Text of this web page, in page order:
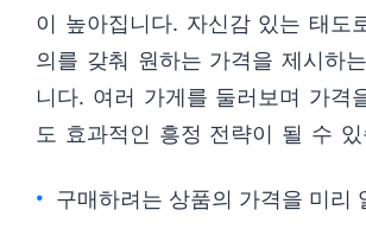
이 높아집니다. 자신감 있는 태도
의를 갖춰 원하는 가격을 제시하
니다. 여러 가게를 둘러보며 가격
도 효과적인 흥정 전략이 될 수 있
구매하려는 상품의 가격을 미리